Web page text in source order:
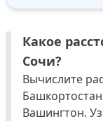
Какое
Сочи?
Вычислите
Вашингтон.